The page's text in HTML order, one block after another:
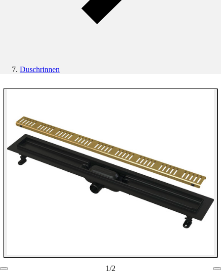
Duschrinnen
1/2